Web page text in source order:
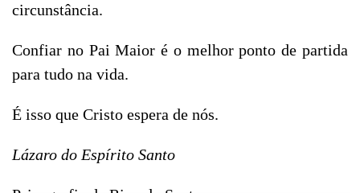
circunstância.
Confiar no Pai Maior é o melhor ponto de partida
para tudo na vida.
É isso que Cristo espera de nós.
Lázaro do Espírito Santo